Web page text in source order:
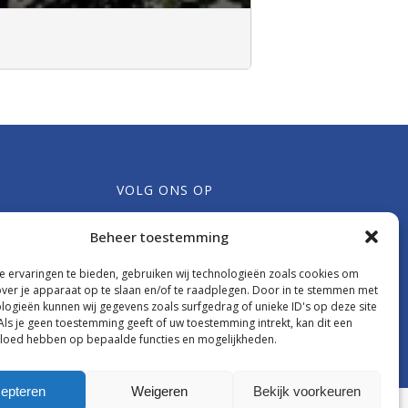
Beheer toestemming
ervaringen te bieden, gebruiken wij technologieën zoals cookies om
je apparaat op te slaan en/of te raadplegen. Door in te stemmen met
kunnen wij gegevens zoals surfgedrag of unieke ID's op deze site
je geen toestemming geeft of uw toestemming intrekt, kan dit een
hebben op bepaalde functies en mogelijkheden.
Weigeren Bekijk voorkeuren
VOLG ONS OP